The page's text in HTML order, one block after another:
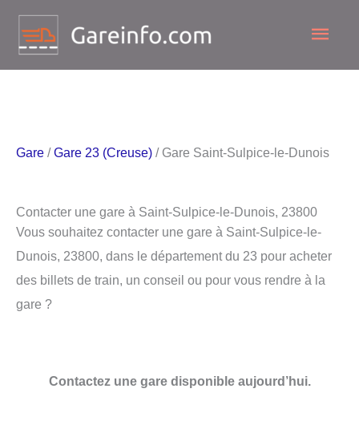
contenu
Gare /Gare 23 (Creuse) / Gare Saint-Sulpice-le-Dunois
Contacter une gare à Saint-Sulpice-le-Dunois, 23800
Vous souhaitez contacter une gare à Saint-Sulpice-le-
Dunois, 23800, dans le département du 23 pour acheter
des billets de train, un conseil ou pour vous rendre à la
gare ?
Contactez une gare disponible aujourd’hui.